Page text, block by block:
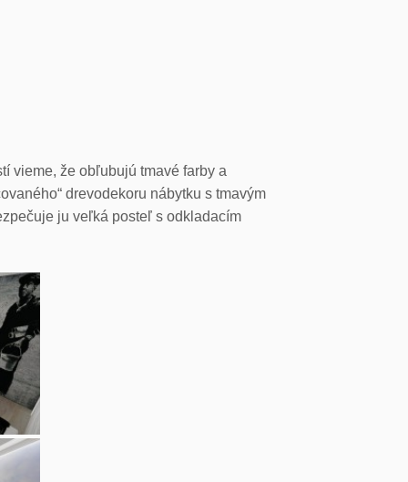
vieme, že obľubujú tmavé farby a
drevodekoru nábytku s tmavým
ju veľká posteľ s odkladacím